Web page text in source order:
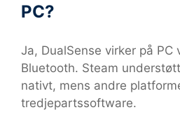
PC?
Ja, DualSense virker på PC
Bluetooth. Steam
nativt, mens andre
tredjepartssoftware.